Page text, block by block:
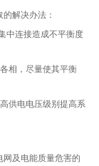
解决办法：
中连接造成不平衡度
相，尽量使其平衡
供电电压级别提高系
及电能质量危害的